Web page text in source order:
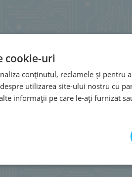
cookie-uri
conținutul, reclamele și pentru
utilizarea site-ului nostru cu
informații pe care le-ați furnizat